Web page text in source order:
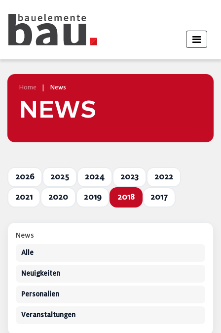
Home News
NEWS
2026 2025 2024 2023 2022
2021 2020 2019 2018 2017
News
Alle
Neuigkeiten
Personalien
Veranstaltungen